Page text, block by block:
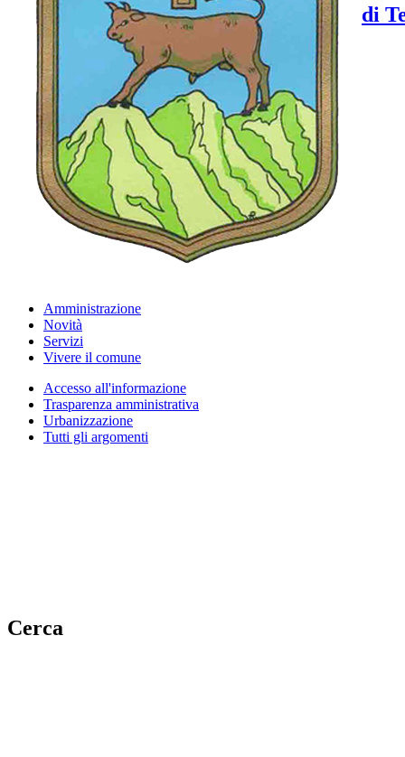
di
Amministrazione
Novità
Servizi
Vivere il comune
Accesso all'informazione
Trasparenza amministrativa
Urbanizzazione
Tutti gli argomenti
Cerca